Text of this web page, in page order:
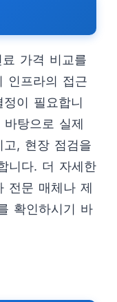
가격 비교를
인프라의 접근
이 필요합니
탕으로 실제
고, 현장 점검을
니다. 더 자세한
전문 매체나 제
확인하시기 바